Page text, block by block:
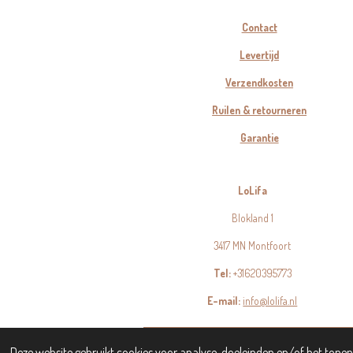
Contact
Levertijd
Verzendkosten
Ruilen & retourneren
Garantie
LoLifa
Blokland 1
3417 MN Montfoort
Tel:+31620395773
E-mail:info@lolifa.nl
© 2023 - 2026 LoLifa